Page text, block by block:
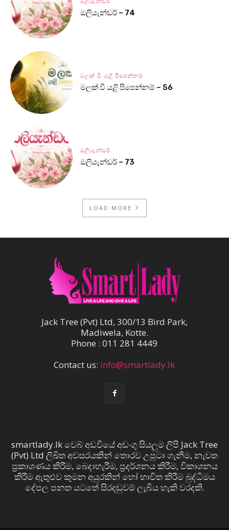
ඔලියැන්ඩර් – 74
මලක් වී යළි පිපෙන්නම්
මලක් වී යළි පිපෙන්නම් – 56
ඔලියැන්ඩර්
ඔලියැන්ඩර් – 73
LOAD MORE
Jack Tree (Pvt) Ltd, 300/13 Bird Park,
Madiwela, Kotte.
Phone : 011 281 4449
Contact us: info@smartlady.lk
smartlady.lk වෙබ් අඩවියේ අඩංගු සියලුම ලිපි Jack Tree
(Pvt) Ltd ලිඛිත අවසරයකින් තොරව උපුටා ගැනීම, නැවත
ප්‍රකාශණය කිරීම, බෙදාහැරීම, ප්‍රදර්ශනය කිරීම, විකාශනය
කිරීම ඇතුළුව කුමන අයුරකින් හෝ භාවිත කිරීම බුද්ධිමය
දේපල පනත යටතේ සිරදඬුවම් ලැබිය හැකි වරදකි.